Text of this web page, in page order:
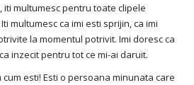
iti multumesc pentru toate clipele
multumesc ca imi esti sprijin, ca imi
la momentul potrivit. Imi doresc ca
inzecit pentru tot ce mi-ai daruit.
esti! Esti o persoana minunata care